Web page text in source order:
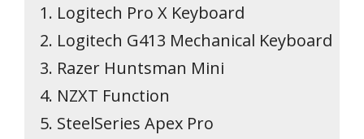
Logitech Pro X Keyboard
Logitech G413 Mechanical Keyboard
Razer Huntsman Mini
NZXT Function
SteelSeries Apex Pro